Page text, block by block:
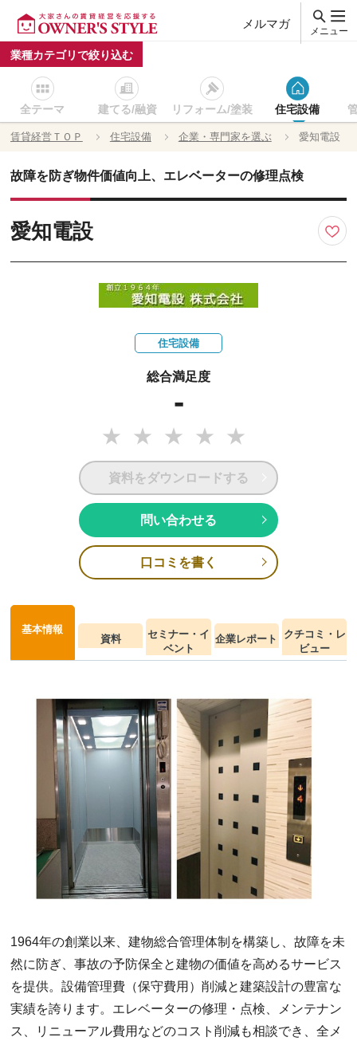
メルマガ
メニュー
業種カテゴリで絞り込む
全テーマ 建てる/融資 リフォーム/塗装 住宅設備
賃貸経営ＴＯＰ 住宅設備 企業・専門家を選ぶ 愛知電設
故障を防ぎ物件価値向上、エレベーターの修理点検
愛知電設
住宅設備
総合満足度
-
資料をダウンロードする
問い合わせる
口コミを書く
基本情報
資料
セミナー・イ
ベント
企業レポート
クチコミ・レ
ビュー
1964年の創業以来、建物総合管理体制を構築し、故障を未
然に防ぎ、事故の予防保全と建物の価値を高めるサービス
を提供。設備管理費（保守費用）削減と建築設計の豊富な
実績を誇ります。エレベーターの修理・点検、メンテナン
ス、リニューアル費用などのコスト削減も相談でき、全メ